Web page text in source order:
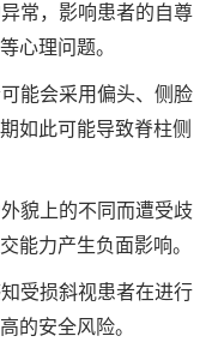
常，影响患者的自尊
心理问题。
能会采用偏头、侧脸
如此可能导致脊柱侧
貌上的不同而遭受歧
能力产生负面影响。
受损斜视患者在进行
的安全风险。